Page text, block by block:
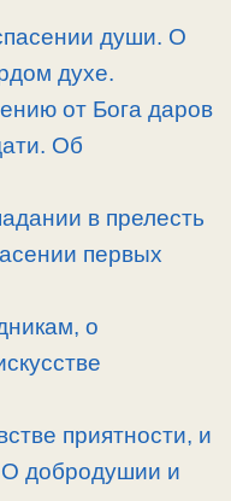
души. О
духе.
от Бога даров
Об
в прелесть
первых
о
приятности, и
О добродушии и